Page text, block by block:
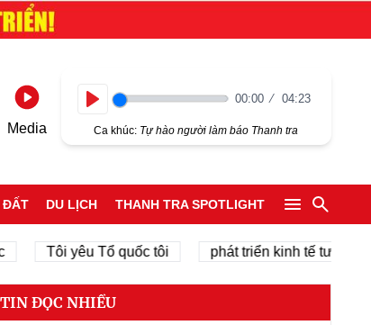
Media
00:00 04:23
Ca khúc: Tự hào người làm báo Thanh tra
ĐẤT DU LỊCH THANH TRA SPOTLIGHT
Tôi yêu Tổ quốc tôi phát triển kinh tế tư nhân
TIN ĐỌC NHIỀU